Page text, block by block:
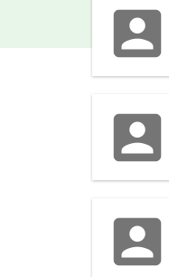
account_box
account_box
account_box